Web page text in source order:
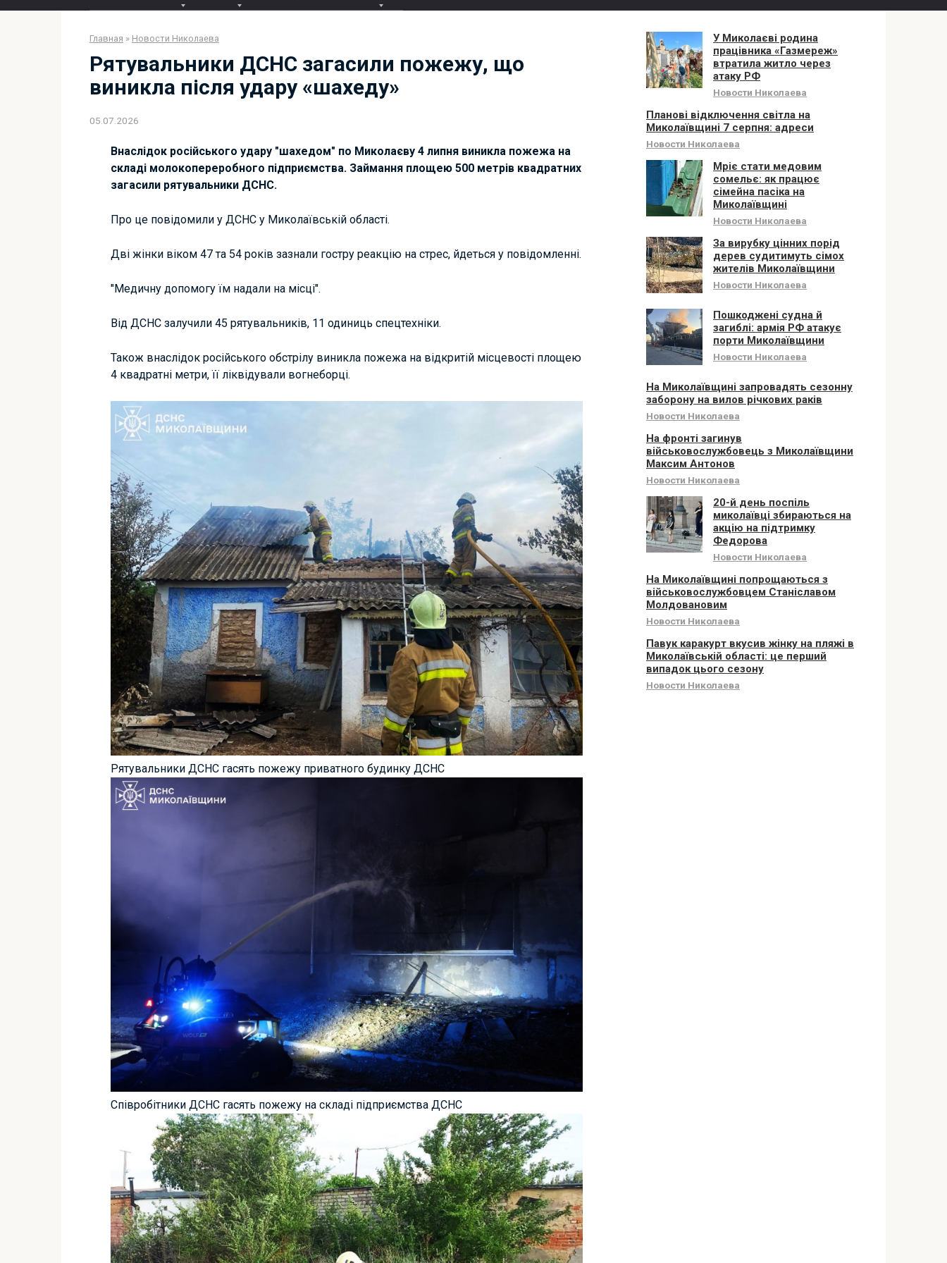
Главная » Новости Николаева
Рятувальники ДСНС загасили пожежу, що
виникла після удару «шахеду»
05.07.2026
Внаслідок російського удару "шахедом" по Миколаєву 4 липня виникла пожежа на
складі молокопереробного підприємства. Займання площею 500 метрів квадратних
загасили рятувальники ДСНС.
Про це повідомили у ДСНС у Миколаївській області.
Дві жінки віком 47 та 54 років зазнали гостру реакцію на стрес, йдеться у повідомленні.
"Медичну допомогу їм надали на місці".
Від ДСНС залучили 45 рятувальників, 11 одиниць спецтехніки.
Також внаслідок російського обстрілу виникла пожежа на відкритій місцевості площею
4 квадратні метри, її ліквідували вогнеборці.
Рятувальники ДСНС гасять пожежу приватного будинку ДСНС
Співробітники ДСНС гасять пожежу на складі підприємства ДСНС
У Миколаєві родина
працівника «Газмереж»
втратила житло через
атаку РФ
Новости Николаева
Планові відключення світла на
Миколаївщині 7 серпня: адреси
Новости Николаева
Мріє стати медовим
сомельє: як працює
сімейна пасіка на
Миколаївщині
Новости Николаева
За вирубку цінних порід
дерев судитимуть сімох
жителів Миколаївщини
Новости Николаева
Пошкоджені судна й
загиблі: армія РФ атакує
порти Миколаївщини
Новости Николаева
На Миколаївщині запровадять сезонну
заборону на вилов річкових раків
Новости Николаева
На фронті загинув
військовослужбовець з Миколаївщини
Максим Антонов
Новости Николаева
20-й день поспіль
миколаївці збираються на
акцію на підтримку
Федорова
Новости Николаева
На Миколаївщині попрощаються з
військовослужбовцем Станіславом
Молдовановим
Новости Николаева
Павук каракурт вкусив жінку на пляжі в
Миколаївській області: це перший
випадок цього сезону
Новости Николаева